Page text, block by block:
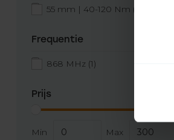
55 mm | 40-120 Nm (2)
Frequentie
868 MHz (1)
Prijs
Min Max